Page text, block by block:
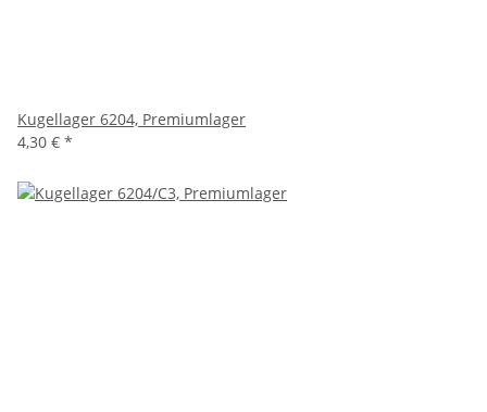
Kugellager 6204, Premiumlager
4,30 € *